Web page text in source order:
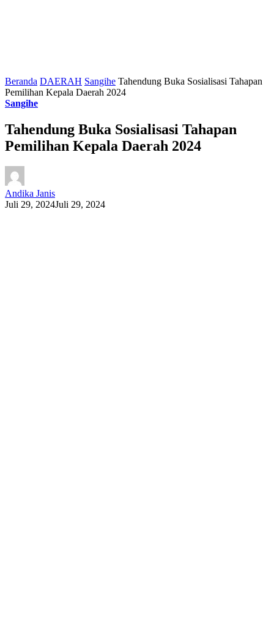
Beranda DAERAH Sangihe Tahendung Buka Sosialisasi Tahapan
Pemilihan Kepala Daerah 2024
Sangihe
Tahendung Buka Sosialisasi Tahapan
Pemilihan Kepala Daerah 2024
Andika Janis
Juli 29, 2024Juli 29, 2024